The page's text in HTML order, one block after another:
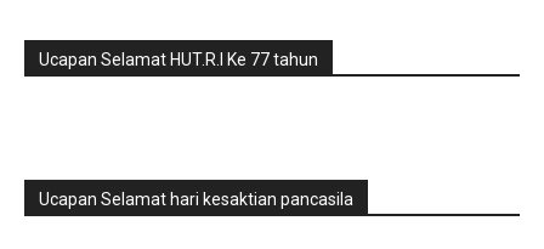
Ucapan Selamat HUT.R.I Ke 77 tahun
Ucapan Selamat hari kesaktian pancasila